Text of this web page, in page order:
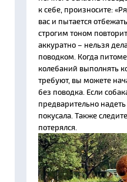
к себе, произносите:
вас и пытается
строгим тоном
аккуратно – нельзя
поводком. Когда
колебаний выполнять
требуют, вы можете
без поводка. Если
предварительно
покусала. Также
потерялся.